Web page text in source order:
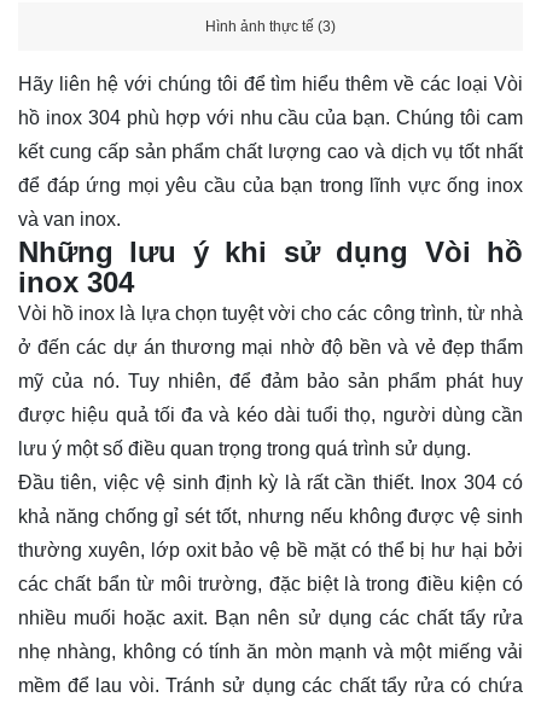
Hình ảnh thực tế (3)
Hãy liên hệvới chúng tôi để tìm hiểu thêm về các loại Vòi
hồ inox 304 phù hợp với nhu cầu của bạn. Chúng tôi cam
kết cung cấp sản phẩm chất lượng cao và dịch vụ tốt nhất
để đáp ứng mọi yêu cầu của bạn trong lĩnh vực ống inox
và van inox.
Những lưu ý khi sử dụng Vòi hồ
inox 304
Vòi hồ inox là lựa chọn tuyệt vời cho các công trình, từ nhà
ở đến các dự án thương mại nhờ độ bền và vẻ đẹp thẩm
mỹ của nó. Tuy nhiên, để đảm bảo sản phẩm phát huy
được hiệu quả tối đa và kéo dài tuổi thọ, người dùng cần
lưu ý một số điều quan trọng trong quá trình sử dụng.
Đầu tiên, việc vệ sinh định kỳ là rất cần thiết. Inox 304 có
khả năng chống gỉ sét tốt, nhưng nếu không được vệ sinh
thường xuyên, lớp oxit bảo vệ bề mặt có thể bị hư hại bởi
các chất bẩn từ môi trường, đặc biệt là trong điều kiện có
nhiều muối hoặc axit. Bạn nên sử dụng các chất tẩy rửa
nhẹ nhàng, không có tính ăn mòn mạnh và một miếng vải
mềm để lau vòi. Tránh sử dụng các chất tẩy rửa có chứa